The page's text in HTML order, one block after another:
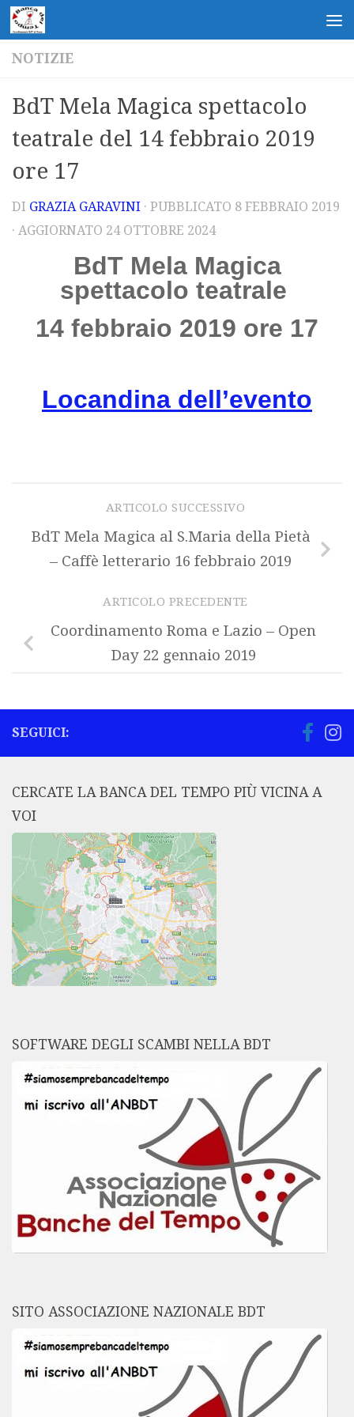
Salta al contenuto
NOTIZIE
BdT Mela Magica spettacolo
teatrale del 14 febbraio 2019
ore 17
DI GRAZIA GARAVINI · PUBBLICATO 8 FEBBRAIO 2019
· AGGIORNATO 24 OTTOBRE 2024
BdT Mela Magica
spettacolo teatrale
14 febbraio 2019 ore 17
Locandina dell’evento
ARTICOLO SUCCESSIVO
BdT Mela Magica al S.Maria della Pietà
– Caffè letterario 16 febbraio 2019
ARTICOLO PRECEDENTE
Coordinamento Roma e Lazio – Open
Day 22 gennaio 2019
SEGUICI:
CERCATE LA BANCA DEL TEMPO PIÙ VICINA A
VOI
SOFTWARE DEGLI SCAMBI NELLA BDT
SITO ASSOCIAZIONE NAZIONALE BDT